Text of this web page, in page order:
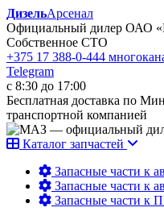
ДизельАрсенал
Официальный дилер ОАО
Собственное СТО
+375 17 388-0-444
Telegram
с 8:30 до 17:00
Бесплатная доставка по
транспортной компанией
Каталог запчастей
Запасные части к
Запасные части к
Запасные части к